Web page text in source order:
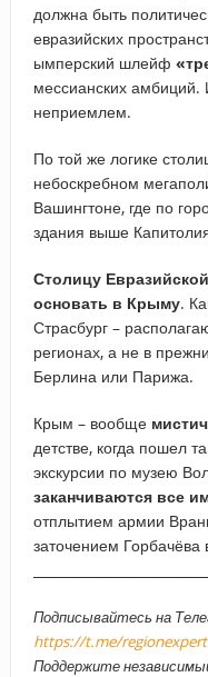
должна быть
евразийских
ымперский шлейф
мессианских амбиций.
неприемлем.
По той же логике
небоскребном
Вашингтоне, где по
здания выше
Столицу
основать в Крыму.
Страсбург –
регионах, а не в
Берлина или Парижа.
Крым – вообще
детстве, когда пошел
экскурсии по музею
заканчиваются все
отплытием армии
заточением Горбачёва
Подписывайтесь на
https://t.me/regionexpert
Поддержите